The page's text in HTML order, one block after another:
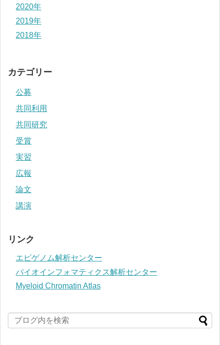
2020年
2019年
2018年
カテゴリー
公募
共同利用
共同研究
受賞
実習
広報
論文
講演
リンク
エピゲノム解析センター
バイオインフォマティクス解析センター
Myeloid Chromatin Atlas